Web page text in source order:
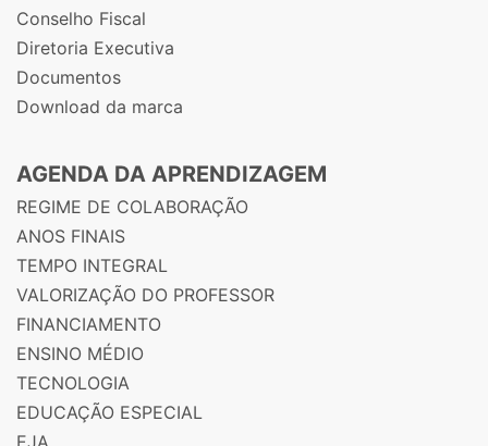
Conselho Fiscal
Diretoria Executiva
Documentos
Download da marca
AGENDA DA APRENDIZAGEM
REGIME DE COLABORAÇÃO
ANOS FINAIS
TEMPO INTEGRAL
VALORIZAÇÃO DO PROFESSOR
FINANCIAMENTO
ENSINO MÉDIO
TECNOLOGIA
EDUCAÇÃO ESPECIAL